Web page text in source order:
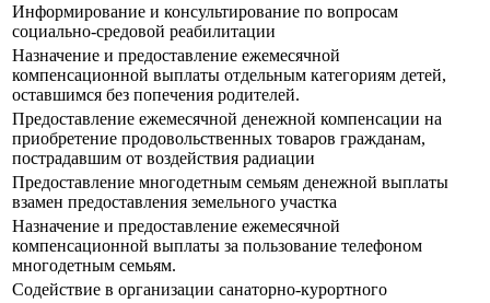
Информирование и консультирование по вопросам
социально-средовой реабилитации
Назначение и предоставление ежемесячной
компенсационной выплаты отдельным категориям детей,
оставшимся без попечения родителей.
Предоставление ежемесячной денежной компенсации на
приобретение продовольственных товаров гражданам,
пострадавшим от воздействия радиации
Предоставление многодетным семьям денежной выплаты
взамен предоставления земельного участка
Назначение и предоставление ежемесячной
компенсационной выплаты за пользование телефоном
многодетным семьям.
Содействие в организации санаторно-курортного